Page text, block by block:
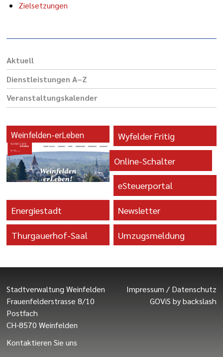
Zielsetzungen
Aktuell
Dienst­leis­tungen A–Z
Veranstaltungs­kalender
Weinfelden-erLeben Wyfelder Fritig
Online-Schalter
eSteuerportal
Energiestadt Newsletter
Thurgauerhof-Saal Umzugsmeldung
Impressum / Datenschutz
GOViS bybackslash
Stadtverwaltung Weinfelden
Frauenfelderstrasse 8/10
Postfach
CH-8570 Weinfelden
Kontaktieren Sie uns